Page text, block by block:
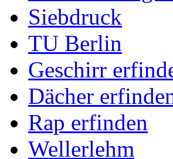
Siebdruck
TU Berlin
Geschirr
Dächer
Rap erfinden
Wellerlehm